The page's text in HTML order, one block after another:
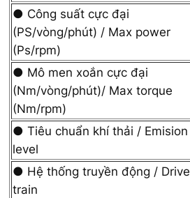
● Công suất cực đại
(PS/vòng/phút) / Max power
(Ps/rpm)
● Mô men xoắn cực đại
(Nm/vòng/phút)/ Max torque
(Nm/rpm)
● Tiêu chuẩn khí thải / Emision
level
● Hệ thống truyền động / Drive
train